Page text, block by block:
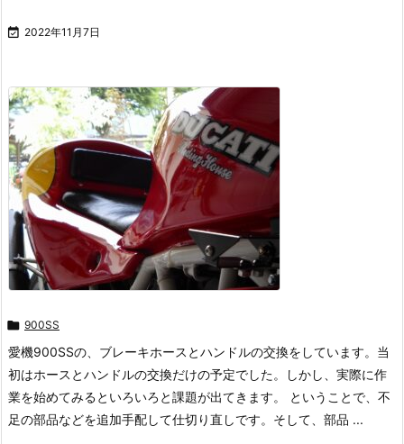
 2022年11月7日
 900SS
愛機900SSの、ブレーキホースとハンドルの交換をしています。当
初はホースとハンドルの交換だけの予定でした。しかし、実際に作
業を始めてみるといろいろと課題が出てきます。 ということで、不
足の部品などを追加手配して仕切り直しです。そして、部品 ...